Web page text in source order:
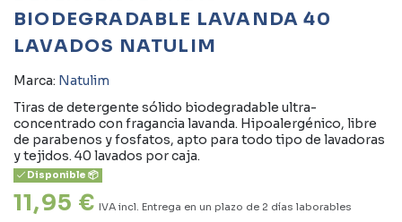
BIODEGRADABLE LAVANDA 40
LAVADOS NATULIM
Marca: Natulim
Tiras de detergente sólido biodegradable ultra-
concentrado con fragancia lavanda. Hipoalergénico, libre
de parabenos y fosfatos, apto para todo tipo de lavadoras
y tejidos. 40 lavados por caja.
Disponible 📦
11,95 € IVA incl. Entrega en un plazo de 2 días laborables